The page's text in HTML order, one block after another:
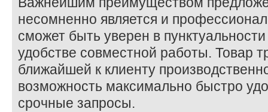
несомненно является и
сможет быть уверен в
удобстве совместной работы. Товар
ближайшей к клиенту
возможность максимально быстро
срочные запросы.